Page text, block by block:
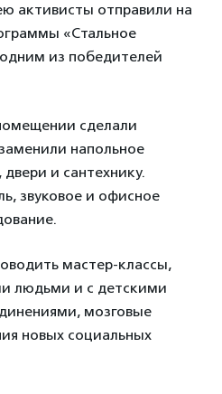
активисты отправили на
«Стальное
из победителей
сделали
напольное
и сантехнику.
звуковое и офисное
мастер-классы,
людьми и с детскими
мозговые
новых социальных